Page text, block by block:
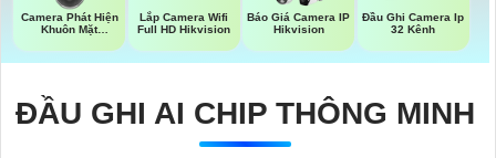
Camera Phát Hiện
Khuôn Mặt
Lắp Camera Wifi
Full HD Hikvision
Báo Giá Camera IP
Hikvision
Đầu Ghi Camera Ip
32 Kênh
ĐẦU GHI AI CHIP THÔNG MINH